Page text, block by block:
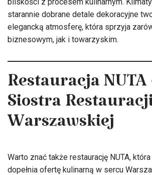
starannie dobrane detale dekoracyjne
elegancką atmosferę, która sprzyja
biznesowym, jak i towarzyskim.
Restauracja
Siostra
Warszawskiej
Warto znać także restaurację NUTA,
dopełnia ofertę kulinarną w sercu